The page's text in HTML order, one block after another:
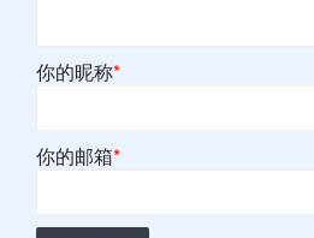
你的昵称*
你的邮箱*